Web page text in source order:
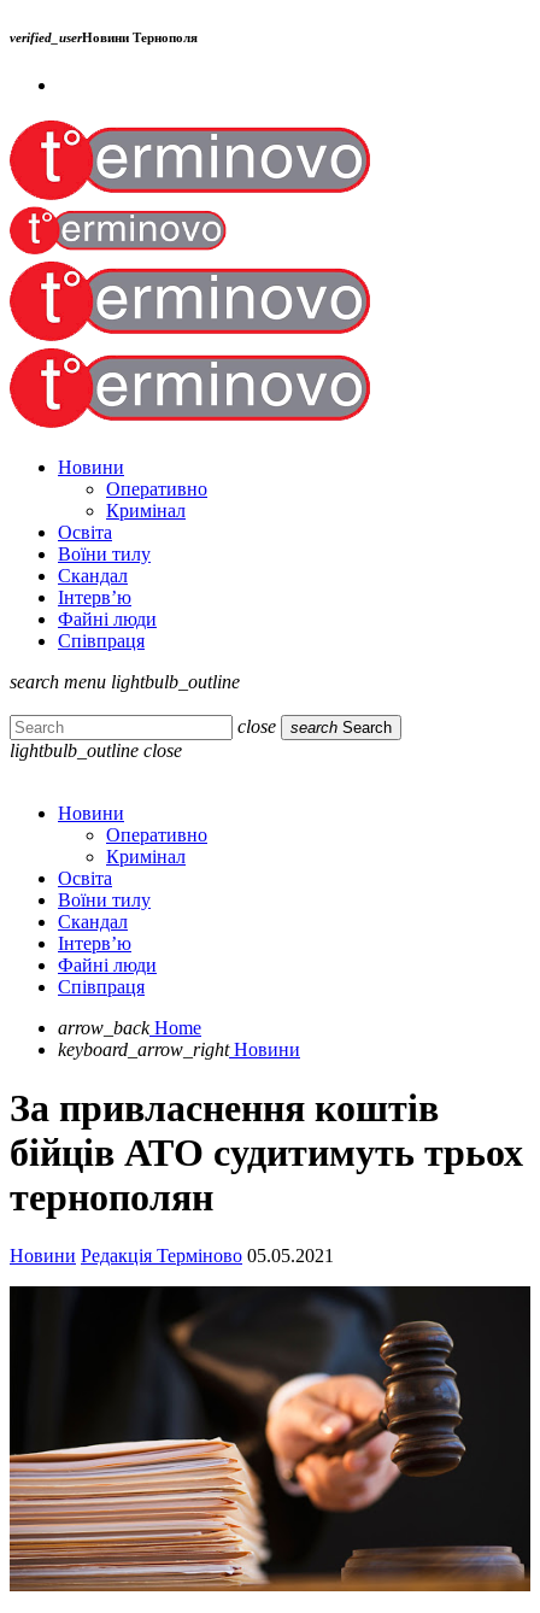
verified_userНовини Тернополя
Новини
Оперативно
Кримінал
Освіта
Воїни тилу
Скандал
Інтерв’ю
Файні люди
Співпраця
search menu lightbulb_outline
close search Search
lightbulb_outline close
Новини
Оперативно
Кримінал
Освіта
Воїни тилу
Скандал
Інтерв’ю
Файні люди
Співпраця
arrow_back Home
keyboard_arrow_right Новини
За привласнення коштів
бійців АТО судитимуть трьох
тернополян
Новини Редакція Терміново 05.05.2021